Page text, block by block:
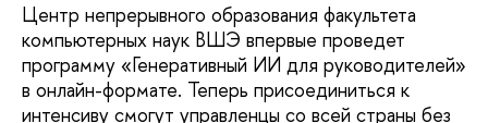
Центр непрерывного образования факультета
компьютерных наук ВШЭ впервые проведет
программу «Генеративный ИИ для руководителей»
в онлайн-формате. Теперь присоединиться к
интенсиву смогут управленцы со всей страны без